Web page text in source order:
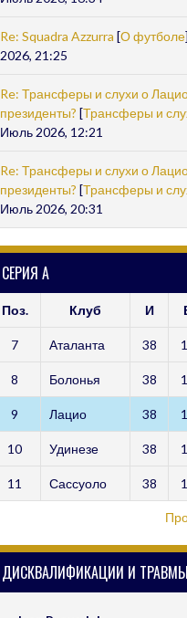
Re: Squadra Azzurra [О футболе
2026, 21:25
Re: Трансферы и слухи о
президенты? [Трансферы и
Июль 2026, 12:21
Re: Трансферы и слухи о
президенты? [Трансферы и
Июль 2026, 20:31
СЕРИЯ А
Поз. Клуб И
7 Аталанта 38
8 Болонья 38
9 Лацио 38
10 Удинезе 38
11 Сассуоло 38
ДИСКВАЛИФИКАЦИИ И ТРАВМЫ